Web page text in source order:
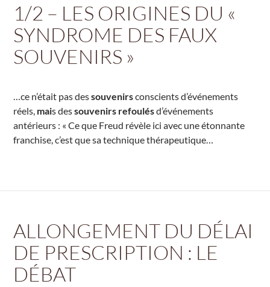
1/2 – LES ORIGINES DU «
SYNDROME DES FAUX
SOUVENIRS »
…ce n’était pas dessouvenirsconscients d’événements
réels, mais dessouvenirs refoulésd’événements
antérieurs : « Ce que Freud révèle ici avec une étonnante
franchise, c’est que sa technique thérapeutique…
ALLONGEMENT DU DÉLAI
DE PRESCRIPTION : LE
DÉBAT